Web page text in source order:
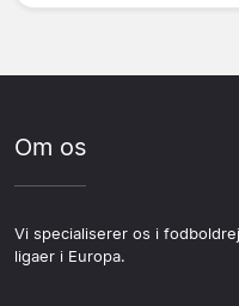
Om os
Vi specialiserer os i
ligaer i Europa.